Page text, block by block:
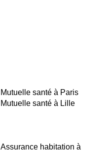
Mutuelle santé à Paris
Mutuelle santé à Lille
Assurance habitation à